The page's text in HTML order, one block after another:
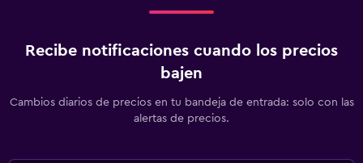
Recibe notificaciones cuando los precios
bajen
Cambios diarios de precios en tu bandeja de entrada: solo con las
alertas de precios.